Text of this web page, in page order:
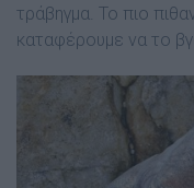
τράβηγµα. Το πιο
καταφέρουµε να το